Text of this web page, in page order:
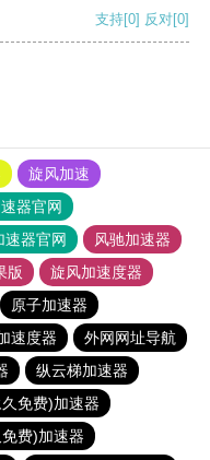
支持[0] 反对[0]
旋风加速
器官网
速器官网
风驰加速器
版
旋风加速度器
原子加速器
速度器
外网网址导航
纵云梯加速器
免费)加速器
费)加速器